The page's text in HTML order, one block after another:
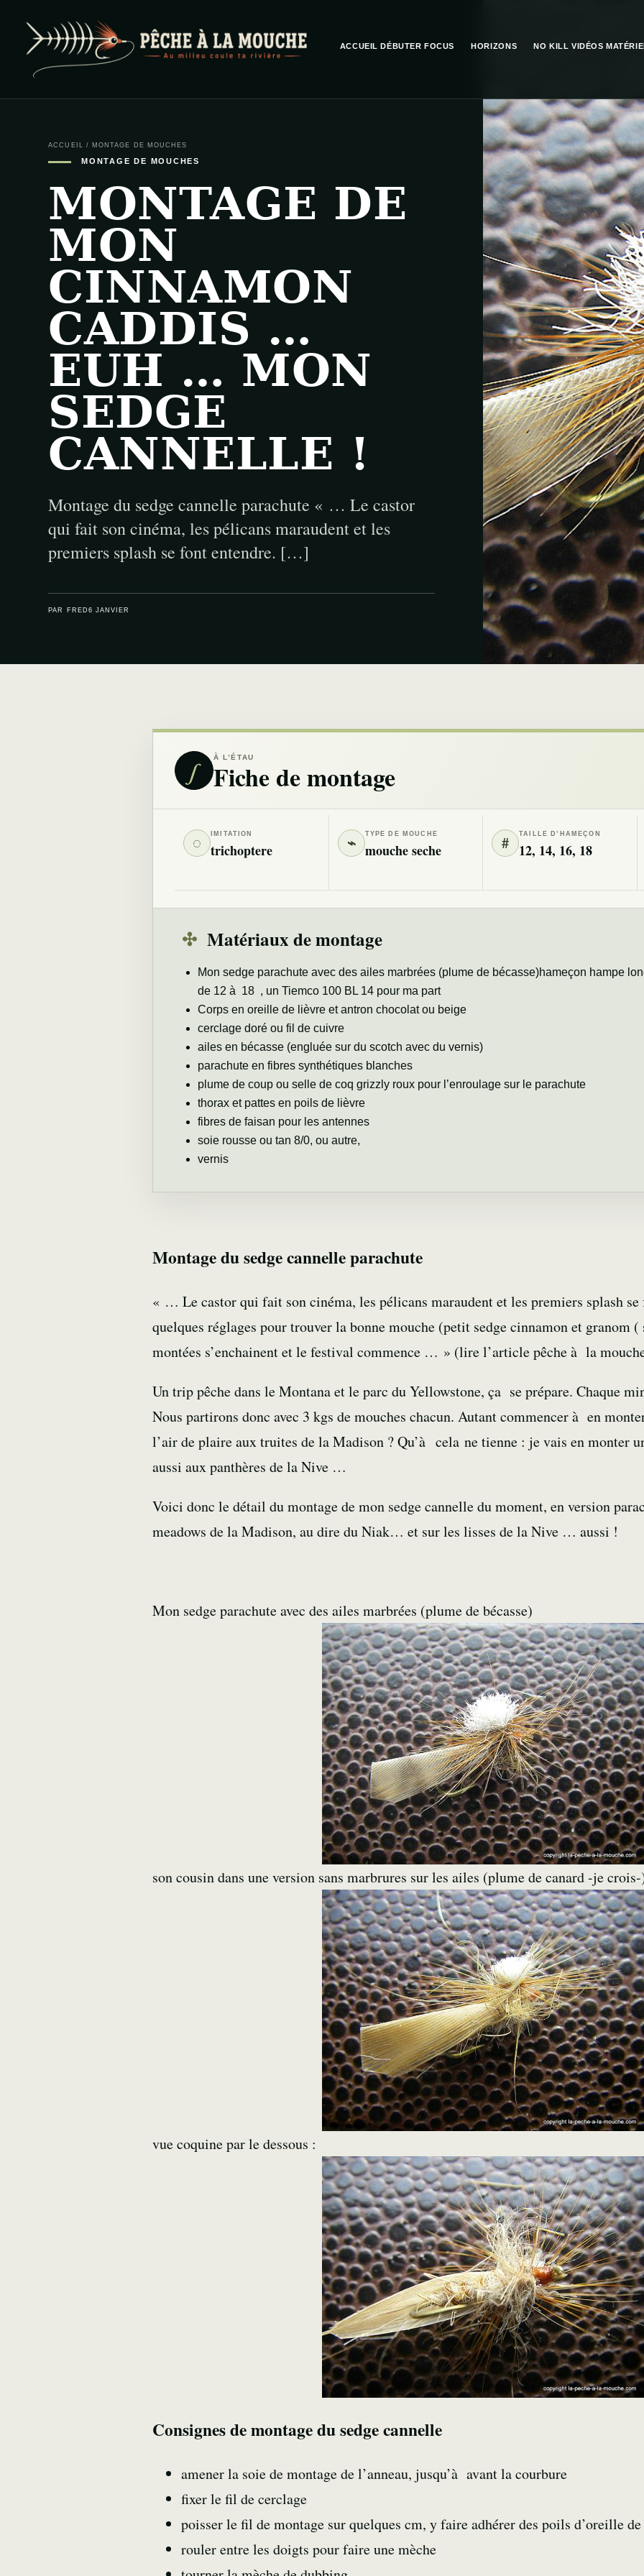
PECHE A LA MOUCHE
ACCUEIL DÉBUTER FOCUS HORIZONS NO KILL VIDÉOS
ACCUEIL / MONTAGE DE MOUCHES
MONTAGE DE MOUCHES
MONTAGE DE
MON
CINNAMON
CADDIS …
EUH … MON
SEDGE
CANNELLE !
Montage du sedge cannelle parachute « … Le castor
qui fait son cinéma, les pélicans maraudent et les
premiers splash se font entendre. […]
PAR FRED 6 JANVIER
∫ À L’ÉTAU
Fiche de montage
◌ IMITATION
trichoptere ⌁ TYPE DE MOUCHE
mouche seche # TAILLE D’HAMEÇON
12, 14, 16, 18
✣ Matériaux de montage
Mon sedge parachute avec des ailes marbrées (plume de bécasse)hameçon hampe
de 12 à 18 , un Tiemco 100 BL 14 pour ma part
Corps en oreille de lièvre et antron chocolat ou beige
cerclage doré ou fil de cuivre
ailes en bécasse (engluée sur du scotch avec du vernis)
parachute en fibres synthétiques blanches
plume de coup ou selle de coq grizzly roux pour l’enroulage sur le parachute
thorax et pattes en poils de lièvre
fibres de faisan pour les antennes
soie rousse ou tan 8/0, ou autre,
vernis
Montage du sedge cannelle parachute
« … Le castor qui fait son cinéma, les pélicans maraudent et les premiers splash se
quelques réglages pour trouver la bonne mouche (petit sedge cinnamon et granom
montées s’enchainent et le festival commence … » (lire l’articlepêche à la
Un trip pêche dans le Montana et le parc du Yellowstone, ça se prépare. Chaque
Nous partirons donc avec 3 kgs de mouches chacun. Autant commencer à en
l’air de plaire aux truites de la Madison ? Qu’à cela ne tienne : je vais en monter
aussi aux panthères de la Nive …
Voici donc le détail du montage de mon sedge cannelle du moment, en version
meadows de la Madison, au dire du Niak… et sur les lisses de la Nive … aussi !
Mon sedge parachute avec des ailes marbrées (plume de bécasse)
son cousin dans une version sans marbrures sur les ailes (plume de canard -je
vue coquine par le dessous :
Consignes de montage du sedge cannelle
amener la soie de montage de l’anneau, jusqu’à avant la courbure
fixer le fil de cerclage
poisser le fil de montage sur quelques cm, y faire adhérer des poils d’oreille
rouler entre les doigts pour faire une mèche